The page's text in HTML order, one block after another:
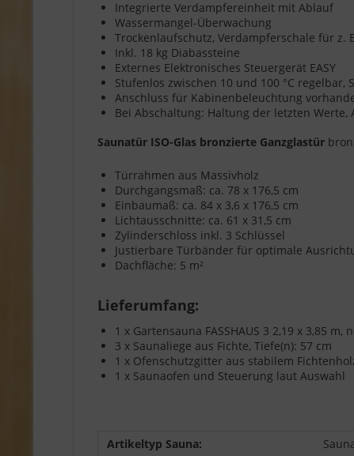
Integrierte Verdampfereinheit mit Ablauf
Wassermangel-Überwachung
Trockenlaufschutz, Verdampferschale für z.
Inkl. 18 kg Diabassteine
Externes Elektronisches Steuergerät EASY
Stufenlos zwischen 10 und 100 °C
Anschluss für Kabinenbeleuchtung
Bei Abschaltung: Haltung der letzten
Saunatür ISO-Glas bronzierte Ganzglastür
Türrahmen aus Massivholz
Durchgangsmaß: ca. 78 x 176,5 cm
Einbaumaß: ca. 84 x 3,6 x 176,5 cm
Lichtausschnitte: ca. 61 x 31,5 cm
Zylinderschloss inkl. 3 Schlüssel
Justierbare Türbänder für optimale
Dachfläche: 5 m²
Lieferumfang:
1 x Gartensauna FASSHAUS 3 2,19 x 3,85
3 x Saunaliege aus Fichte, Tiefe(n): 57 cm
1 x Ofenschutzgitter aus stabilem
1 x Saunaofen und Steuerung laut Auswahl
Artikeltyp Sauna: